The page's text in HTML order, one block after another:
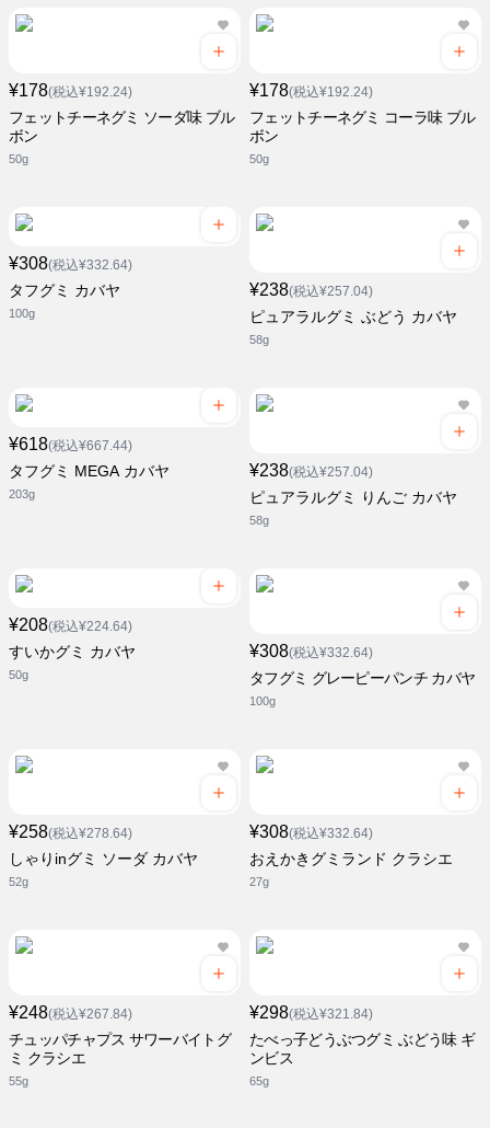
¥178(税込¥192.24)
フェットチーネグミ ソーダ味 ブル
ボン
50g
¥178(税込¥192.24)
フェットチーネグミ コーラ味 ブル
ボン
50g
¥308(税込¥332.64)
タフグミ カバヤ
100g
¥238(税込¥257.04)
ピュアラルグミ ぶどう カバヤ
58g
¥618(税込¥667.44)
タフグミ MEGA カバヤ
203g
¥238(税込¥257.04)
ピュアラルグミ りんご カバヤ
58g
¥208(税込¥224.64)
すいかグミ カバヤ
50g
¥308(税込¥332.64)
タフグミ グレーピーパンチ カバヤ
100g
¥258(税込¥278.64)
しゃりinグミ ソーダ カバヤ
52g
¥308(税込¥332.64)
おえかきグミランド クラシエ
27g
¥248(税込¥267.84)
チュッパチャプス サワーバイトグ
ミ クラシエ
55g
¥298(税込¥321.84)
たべっ子どうぶつグミ ぶどう味 ギ
ンビス
65g